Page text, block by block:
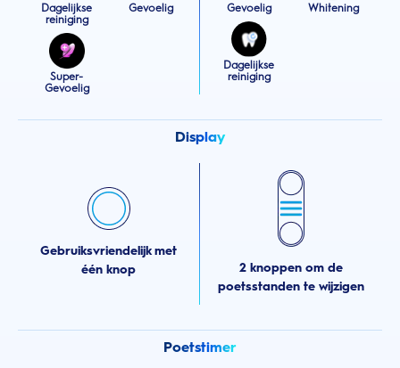
Dagelijkse
reiniging
Gevoelig
Super-
Gevoelig
Gevoelig Whitening
Dagelijkse
reiniging
Display
Gebruiksvriendelijk met
één knop
2 knoppen om de
poetsstanden te wijzigen
Poetstimer